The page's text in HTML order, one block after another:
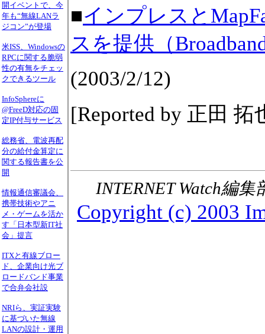
開イベントで、今
年も“無線LANラ
ジコン”が登場
米ISS、Windowsの
RPCに関する脆弱
性の有無をチェッ
クできるツール
InfoSphereに
@FreeD対応の固
定IP付与サービス
総務省、電波再配
分の給付金算定に
関する報告書を公
開
情報通信審議会、
携帯技術やアニ
メ・ゲームを活か
す「日本型新IT社
会」提言
ITXと有線ブロー
ド、企業向け光ブ
ロードバンド事業
で合弁会社設
NRIら、実証実験
に基づいた無線
LANの設計・運用
■インプレスと
スを提供（
(2003/2/12)
[Reported by 正田 拓
INTERNET Watch編集
Copyright (c) 2003